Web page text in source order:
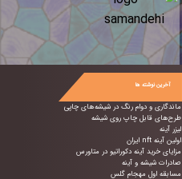
آخرین نوشته ها
ماندگاری و دوام رنگ در شیشه‌های چاپی
طرح‌های قابل چاپ روی شیشه
لیزر آینه
اولین آینه nft ایران
مزایای خرید آینه دکوراتیو در متاورس
صادرات شیشه و آینه
مسابقه اول مهجام گلس